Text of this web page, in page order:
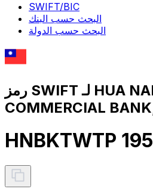
SWIFT/BIC
البحث حسب البنك
البحث حسب الدولة
رمز SWIFT لـ HUA NAN
HNBKTWTP 195